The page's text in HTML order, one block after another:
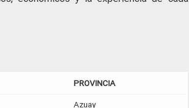
PROVINCIA
Azuay